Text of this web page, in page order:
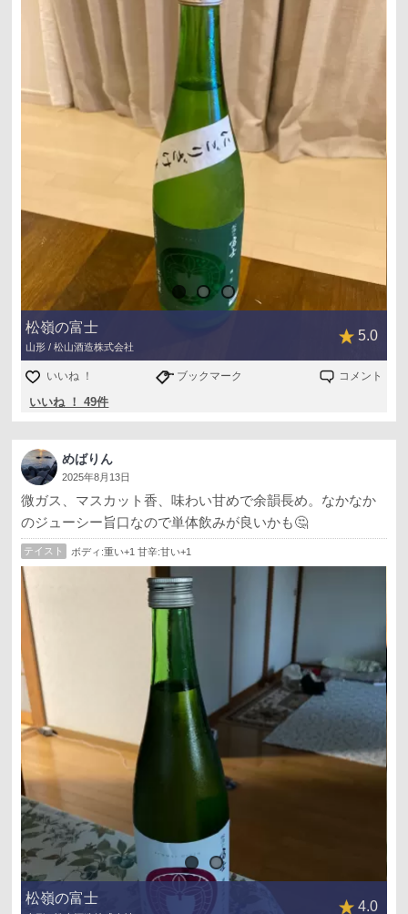
松嶺の富士
山形 / 松山酒造株式会社
5.0
いいね ！ ブックマーク コメント
いいね ！ 49件
めばりん
2025年8月13日
微ガス、マスカット香、味わい甘めで余韻長め。なかなか
のジューシー旨口なので単体飲みが良いかも🤔
テイスト ボディ:重い+1 甘辛:甘い+1
松嶺の富士 4.0